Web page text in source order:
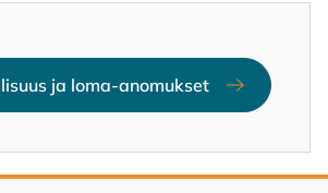
ja loma-anomukset
Avautuu uuteen ikkunaan